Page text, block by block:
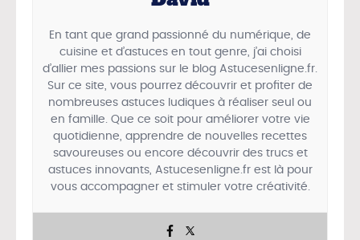
En tant que grand passionné du numérique, de
cuisine et d’astuces en tout genre, j’ai choisi
d’allier mes passions sur le blog Astucesenligne.fr.
Sur ce site, vous pourrez découvrir et profiter de
nombreuses astuces ludiques à réaliser seul ou
en famille. Que ce soit pour améliorer votre vie
quotidienne, apprendre de nouvelles recettes
savoureuses ou encore découvrir des trucs et
astuces innovants, Astucesenligne.fr est là pour
vous accompagner et stimuler votre créativité.